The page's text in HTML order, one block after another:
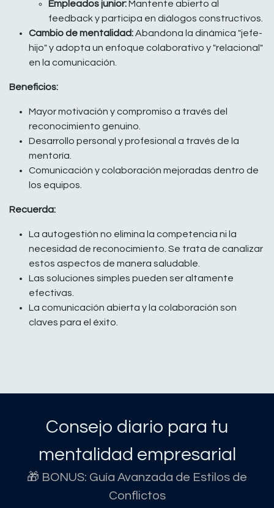
Empleados junior:Mantente abierto al
feedback y participa en diálogos constructivos.
Cambio de mentalidad:Abandona la dinámica "jefe-
hijo" y adopta un enfoque colaborativo y "relacional"
en la comunicación.
Beneficios:
Mayor motivación y compromiso a través del
reconocimiento genuino.
Desarrollo personal y profesional a través de la
mentoría.
Comunicación y colaboración mejoradas dentro de
los equipos.
Recuerda:
La autogestión no elimina la competencia ni la
necesidad de reconocimiento. Se trata de canalizar
estos aspectos de manera saludable.
Las soluciones simples pueden ser altamente
efectivas.
La comunicación abierta y la colaboración son
claves para el éxito.
Consejo diario para tu
mentalidad empresarial
🎁 BONUS: Guía Avanzada de Estilos de
Conflictos